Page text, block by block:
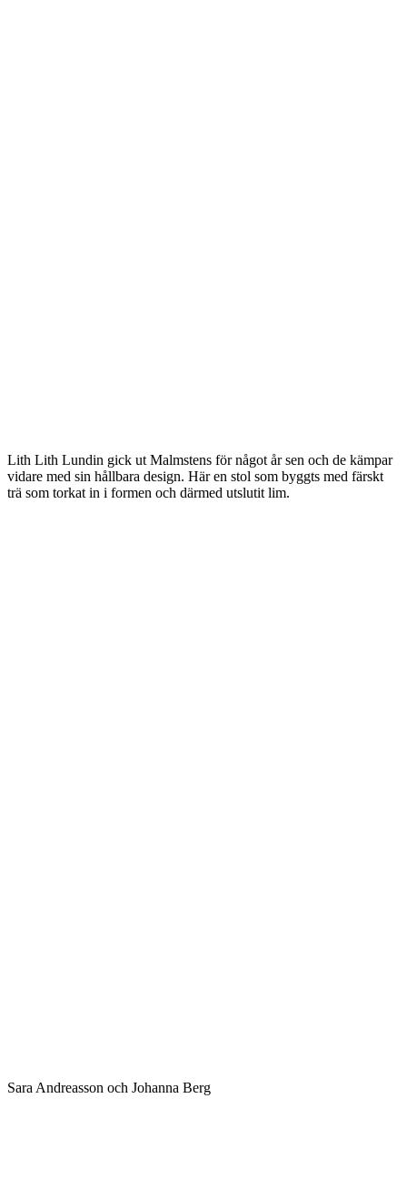
Lith Lith Lundin gick ut Malmstens för något år sen och de kämpar
vidare med sin hållbara design. Här en stol som byggts med färskt
trä som torkat in i formen och därmed utslutit lim.
Sara Andreasson och Johanna Berg